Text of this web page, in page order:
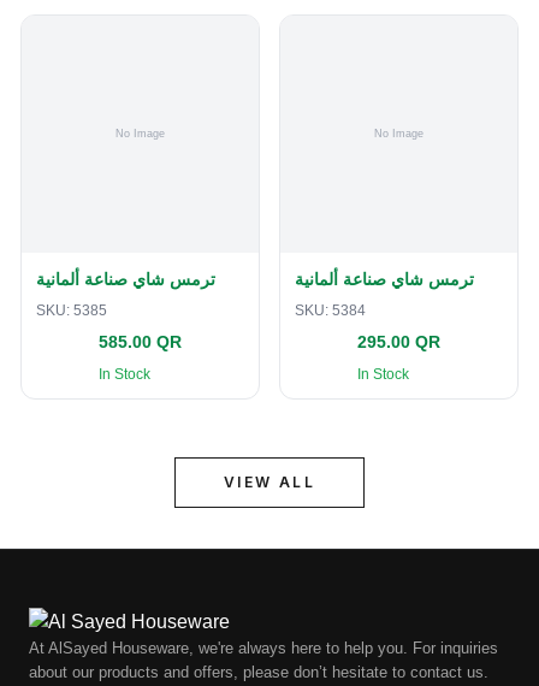
ترمس شاي صناعة ألمانية
SKU: 5385
585.00 QR
In Stock
ترمس شاي صناعة ألمانية
SKU: 5384
295.00 QR
In Stock
VIEW ALL
At AlSayed Houseware, we're always here to help you. For inquiries
about our products and offers, please don’t hesitate to contact us.